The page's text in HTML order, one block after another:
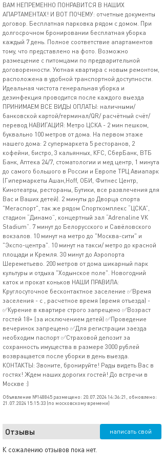
ВАМ НЕПРЕМЕННО ПОНРАВИТСЯ В НАШИХ
АПАРТАМЕНТАХ! И ВОТ ПОЧЕМУ: отчетные документы
договор. Бесплатная парковка рядом с домом. При
долгосрочном бронировании бесплатная уборка
каждый 7 день. Полное соответствие апартаментов
тому, что представлено на фото. Возможно
размещение с питомцами по предварительной
договоренности. Уютная квартира с новым ремонтом,
расположена в удобной транспортной доступности.
Идеальная чистота генеральная уборка и
дезинфекция проводится после каждого выезда
ПРИНИМАЕМ ВСЕ ВИДЫ ОПЛАТЫ: наличными/
банковской картой/терминал/QR/ расчётный счёт/
перевод НАВИГАЦИЯ: Метро ЦСКА - 2 мин пешком,
буквально 100 метров от дома. На первом этаже
нашего дома: 2 супермаркета 5 ресторанов, 2
кофейни, бистро, 3 кальянных, КFС, СберБанк, ВТБ
Банк, Аптека 24/7, стоматологии и мед центр, 1 минута
до самого большого в России и Европе ТРЦ Авиапарк
(Гипермаркеты Ашан,Ноff, ОБИ, Фитнес Центр,
Кинотеатры, рестораны, Бутики, все развлечения для
Вас и Ваших детей). 2 минуты до Дворца спорта
"Мегаспорт", так же рядом Спорткомплекс “ЦСКА”,
стадион “Динамо”, концертный зал “Аdrеnаlinе VК
Stаdium”. 7 минут до Белорусского и Савёловского
вокзалов. 10 минут на метро до "Москва-сити" и
"Экспо-центра". 10 минут на такси/ метро до красной
площади и Кремля. 30 минут до Аэропорта
Шереметьево. 200 метров от дома шикарный парк
культуры и отдыха "Ходынское поле". Новогодний
каток и прокат коньков НАШИ ПРАВИЛА:
Круглосуточное бесконтактное заселение ✅Время
заселения - с , расчетное время (время отъезда) -
✅Курение в квартире строго запрещено ✅Возраст
гостей 18+ (за исключением детей) ✅Проведение
вечеринок запрещено ✅Для регистрации заезда
необходим паспорт ✅Страховой депозит за
сохранность имущества в размере 3000 рублей
возвращается после уборки в день выезда.
КОНТАКТЫ: Звоните, бронируйте! Рады видеть Вас в
гостях! Ждем наших дорогих гостей! До встречи в
Москве :)
Объявление №148845 размещено: 20.07.2024 14:36:21, обновлено:
21.07.2024 15:15:33 (по московскому времени)
Отзывы написать свой
К сожалению отзывов пока нет.